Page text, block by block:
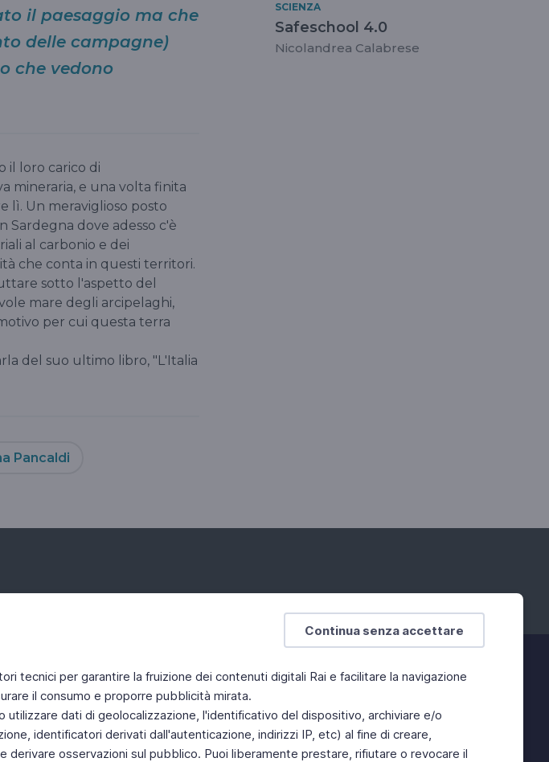
Continua senza accettare
tecnici per garantire la fruizione dei contenuti digitali Rai e facilitare la navigazione
il consumo e proporre pubblicità mirata.
dati di geolocalizzazione, l'identificativo del dispositivo, archiviare e/o
identificatori derivati dall'autenticazione, indirizzi IP, etc) al fine di creare,
osservazioni sul pubblico. Puoi liberamente prestare, rifiutare o revocare il
il paesaggio ma che
delle campagne)
che vedono
il loro carico di
mineraria, e una volta finita
lì. Un meraviglioso posto
Sardegna dove adesso c'è
al carbonio e dei
che conta in questi territori.
sotto l'aspetto del
mare degli arcipelaghi,
per cui questa terra
del suo ultimo libro, "L'Italia
Pancaldi
SCIENZA
Safeschool 4.0
Nicolandrea Calabrese